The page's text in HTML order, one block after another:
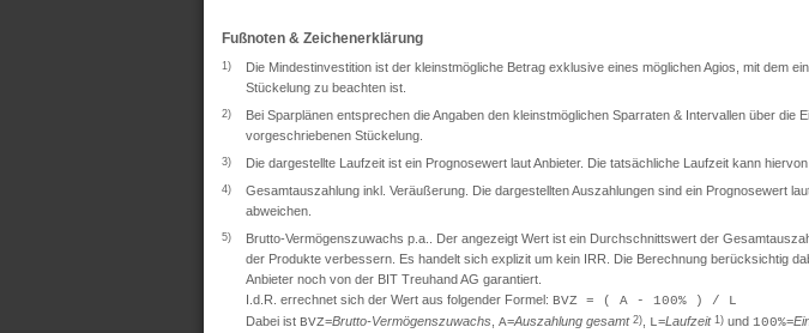
Fußnoten & Zeichenerklärung
1)
Die Mindestinvestition ist der kleinstmögliche Betrag exklusive eines möglichen Agios, mit dem
Stückelung zu beachten ist.
2)
Bei Sparplänen entsprechen die Angaben den kleinstmöglichen Sparraten & Intervallen über
vorgeschriebenen Stückelung.
3) Die dargestellte Laufzeit ist ein Prognosewert laut Anbieter. Die tatsächliche Laufzeit kann
4)
Gesamtauszahlung inkl. Veräußerung. Die dargestellten Auszahlungen sind ein Prognosewert
abweichen.
5)
Brutto-Vermögenszuwachs p.a.. Der angezeigt Wert ist ein Durchschnittswert der
der Produkte verbessern. Es handelt sich explizit um kein IRR. Die Berechnung berücksichtig
Anbieter noch von der BIT Treuhand AG garantiert.
I.d.R. errechnet sich der Wert aus folgender Formel: BVZ = ( A - 100% ) / L
Dabei ist BVZ=Brutto-Vermögenszuwachs A=Auszahlung gesamt2) L=Laufzeit1) und 100%=